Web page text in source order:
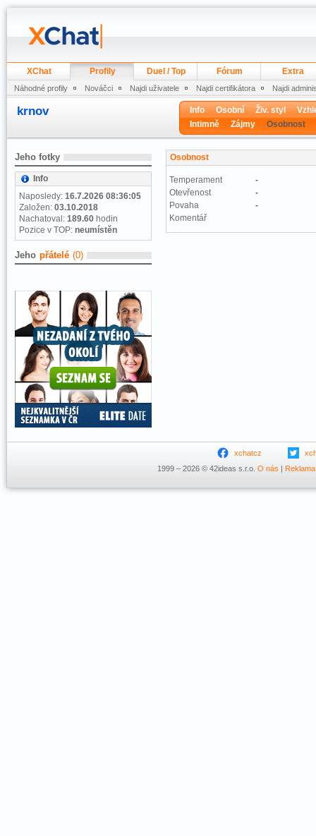
XChat Profily Duel / Top Fórum Extra
Náhodné profily Nováčci Najdi uživatele Najdi certifikátora Najdi
krnov Info Osobní Živ. styl
Intimně
Zájmy Osobnost
Jeho fotky
Info
Naposledy: 16.7.2026 08:36:05
Založen: 03.10.2018
Nachatoval: 189.60 hodin
Pozice v TOP: neumístěn
Jeho přátelé (0)
Osobnost
Temperament
-
Otevřenost
-
Povaha
-
Komentář
xchatcz
1999 – 2026 © 42ideas s.r.o. O nás | Reklama